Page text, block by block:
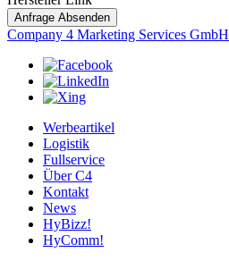
Anfrage Absenden
Company 4 Marketing Services GmbH
Werbeartikel
Logistik
Fullservice
Über C4
Kontakt
News
HyBizz!
HyComm!